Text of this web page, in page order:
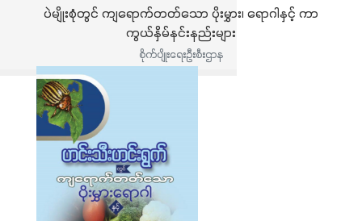
ပဲမျိုးစုံတွင် ကျရောက်တတ်သော ပိုးမွှား၊ ရောဂါနှင့် ကာ
ကွယ်နှိမ်နင်းနည်းများ
စိုက်ပျိုးရေးဦးစီးဌာန